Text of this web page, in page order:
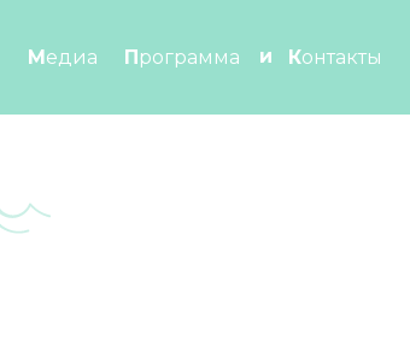
Медиа Программа Контакты